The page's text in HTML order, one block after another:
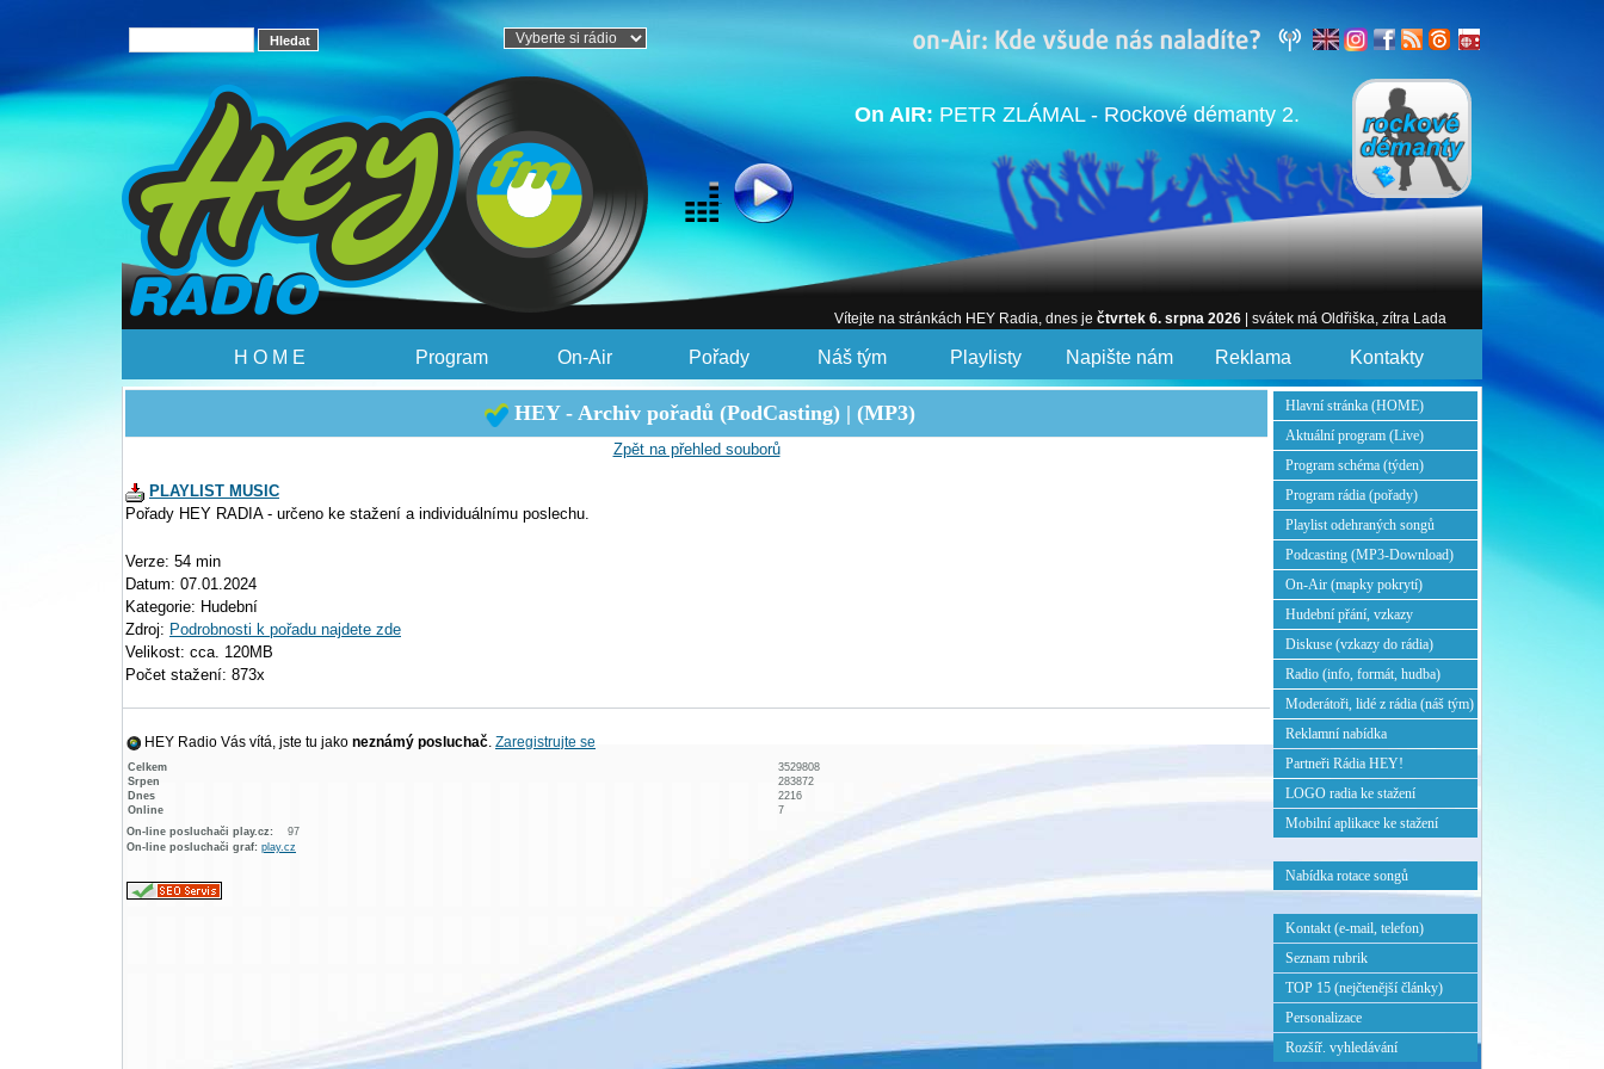
On AIR: PETR ZLÁMAL - Rockové démanty 2.
Vítejte na stránkách HEY Radia, dnes je čtvrtek 6. srpna 2026 | svátek má Oldřiška, zítra Lada
H O M E Program On-Air Pořady Náš tým Playlisty Napište nám Reklama Kontakty
HEY - Archiv pořadů (PodCasting) | (MP3)
Zpět na přehled souborů
PLAYLIST MUSIC
Pořady HEY RADIA - určeno ke stažení a individuálnímu poslechu.
Verze: 54 min
Datum: 07.01.2024
Kategorie: Hudební
Zdroj: Podrobnosti k pořadu najdete zde
Velikost: cca. 120MB
Počet stažení: 873x
HEY Radio Vás vítá, jste tu jako neznámý posluchač. Zaregistrujte se
Celkem
3529808
Srpen
283872
Dnes
2216
Online
7
On-line posluchači play.cz:
97
On-line posluchači graf: play.cz
Hlavní stránka (HOME)
Aktuální program (Live)
Program schéma (týden)
Program rádia (pořady)
Playlist odehraných songů
Podcasting (MP3-Download)
On-Air (mapky pokrytí)
Hudební přání, vzkazy
Diskuse (vzkazy do rádia)
Radio (info, formát, hudba)
Moderátoři, lidé z rádia (náš tým)
Reklamní nabídka
Partneři Rádia HEY!
LOGO radia ke stažení
Mobilní aplikace ke stažení
Nabídka rotace songů
Kontakt (e-mail, telefon)
Seznam rubrik
TOP 15 (nejčtenější články)
Personalizace
Rozšíř. vyhledávání